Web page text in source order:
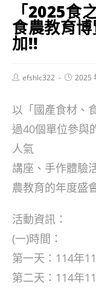
「2025食
食農教育
加!!
Postefshlc322
Post2025
以「國產食材、
過40個單位參與
人氣
講座、手作體驗
農教育的年度盛
活動資訊：
(一)時間：
第一天：114年
第二天：114年